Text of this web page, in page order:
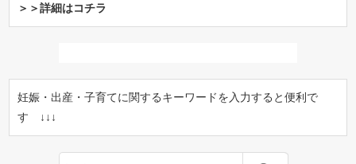
＞＞詳細はコチラ
妊娠・出産・子育てに関するキーワードを入力すると便利で
す ↓↓↓